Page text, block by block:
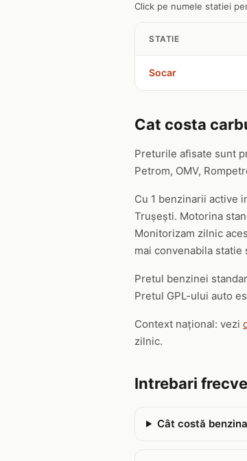
Click pe numele statiei
STATIE
Socar
Cat costa
Preturile afisate sunt
Petrom, OMV,
Cu 1 benzinarii active
Trușești. Motorina
Monitorizam zilnic
mai convenabila statie
Pretul benzinei
Pretul GPL-ului auto
Context național: vezi
zilnic.
Intrebari
Cât costă